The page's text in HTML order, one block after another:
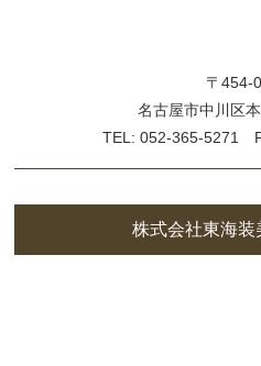
〒454-
名古屋市中川区
TEL: 052-365-5271
株式会社東海